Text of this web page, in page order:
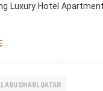
Luxury Hotel
ROTANA RECRUTE AUX
ABU DHABI, QATAR